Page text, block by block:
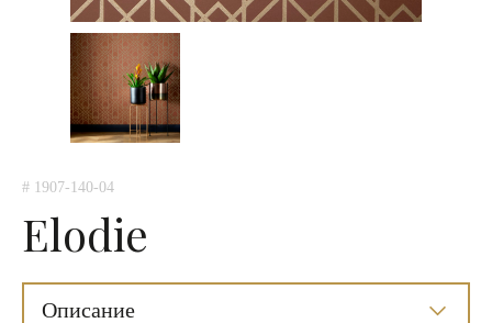
# 1907-140-04
Elodie
Описание